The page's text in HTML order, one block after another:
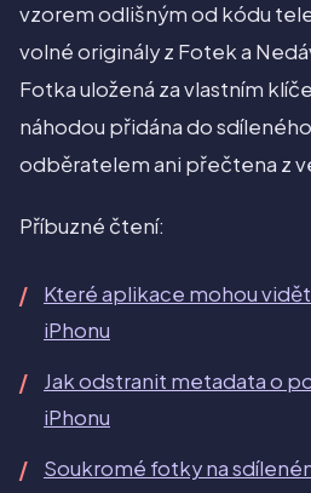
vzorem odlišným od kódu
volné originály z Fotek a
Fotka uložená za vlastním
náhodou přidána do
odběratelem ani přečtena z
Příbuzné čtení:
Které aplikace mohou
iPhonu
Jak odstranit metadata o
iPhonu
Soukromé fotky na